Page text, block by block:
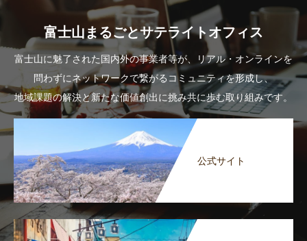
富士山まるごとサテライトオフィス
富士山に魅了された国内外の事業者等が、リアル・オンラインを
問わずにネットワークで繋がるコミュニティを形成し、
地域課題の解決と新たな価値創出に挑み共に歩む取り組みです。
公式サイト